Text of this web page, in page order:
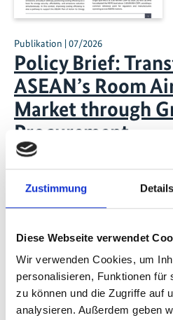
Zustimmung Details
Diese Webseite verwendet
Wir verwenden Cookies, um
personalisieren, Funktionen für
zu können und die Zugriffe auf
analysieren. Außerdem geben
Publikation | 07/2026
Policy Brief:
ASEAN’s Room
Market through
Procurement
energieeffizienter Kühlung